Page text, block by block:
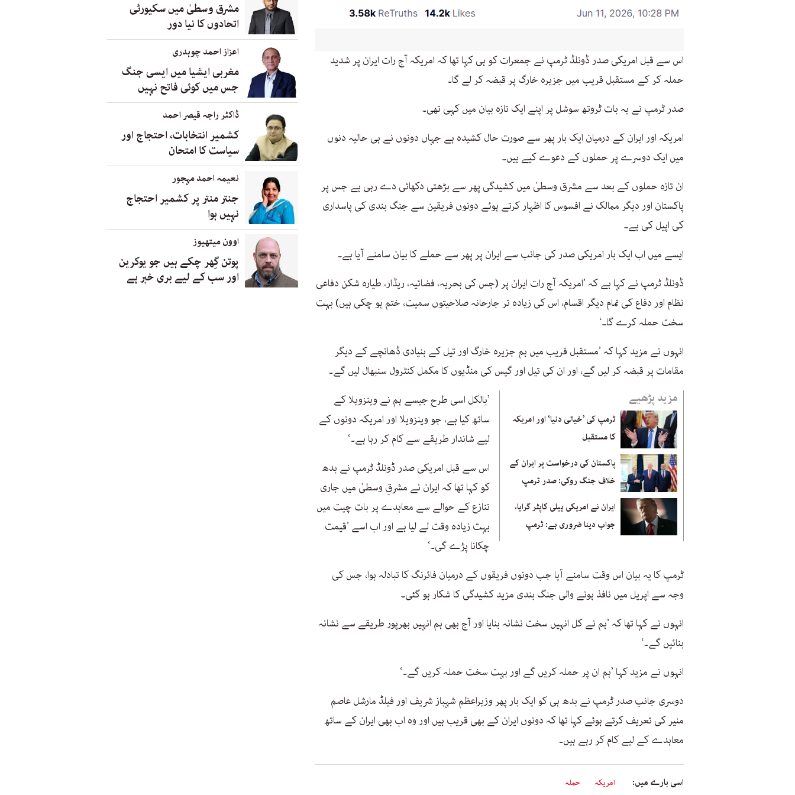
اس سے قبل امریکی صدر ڈونلڈ ٹرمپ نے جمعرات کو ہی کہا تھا کہ امریکہ آج رات ایران پر شدید
حملہ کر کے مستقبل قریب میں جزیرہ خارگ پر قبضہ کر لے گا۔
صدر ٹرمپ نے یہ بات ٹروتھ سوشل پر اپنے ایک تازہ بیان میں کہی تھی۔
امریکہ اور ایران کے درمیان ایک بار پھر سے صورت حال کشیدہ ہے جہاں دونوں نے ہی حالیہ دنوں
میں ایک دوسرے پر حملوں کے دعوے کیے ہیں۔
ان تازہ حملوں کے بعد سے مشرق وسطیٰ میں کشیدگی پھر سے بڑھتی دکھائی دے رہی ہے جس پر
پاکستان اور دیگر ممالک نے افسوس کا اظہار کرتے ہوئے دونوں فریقین سے جنگ بندی کی پاسداری
کی اپیل کی ہے۔
ایسے میں اب ایک بار امریکی صدر کی جانب سے ایران پر پھر سے حملے کا بیان سامنے آیا ہے۔
ڈونلڈ ٹرمپ نے کہا ہے کہ ’امریکہ آج رات ایران پر (جس کی بحریہ، فضائیہ، ریڈار، طیارہ شکن دفاعی
نظام اور دفاع کی تمام دیگر اقسام، اس کی زیادہ تر جارحانہ صلاحیتوں سمیت، ختم ہو چکی ہیں) بہت
سخت حملہ کرے گا۔‘
انہوں نے مزید کہا کہ ’مستقبل قریب میں ہم جزیرہ خارگ اور تیل کے بنیادی ڈھانچے کے دیگر
مقامات پر قبضہ کر لیں گے، اور ان کی تیل اور گیس کی منڈیوں کا مکمل کنٹرول سنبھال لیں گے۔
مزید پڑھیے
ٹرمپ کی ’خیالی دنیا‘ اور امریکہ
کا مستقبل
پاکستان کی درخواست پر ایران کے
خلاف جنگ روکی: صدر ٹرمپ
ایران نے امریکی ہیلی کاپٹر گرایا،
جواب دینا ضروری ہے: ٹرمپ
’بالکل اسی طرح جیسے ہم نے وینزویلا کے
ساتھ کیا ہے، جو وینزویلا اور امریکہ دونوں کے
لیے شاندار طریقے سے کام کر رہا ہے۔‘
اس سے قبل امریکی صدر ڈونلڈ ٹرمپ نے بدھ
کو کہا تھا کہ ایران نے مشرقِ وسطیٰ میں جاری
تنازع کے حوالے سے معاہدے پر بات چیت میں
بہت زیادہ وقت لے لیا ہے اور اب اسے ’قیمت
چکانا پڑے گی۔‘
ٹرمپ کا یہ بیان اس وقت سامنے آیا جب دونوں فریقوں کے درمیان فائرنگ کا تبادلہ ہوا، جس کی
وجہ سے اپریل میں نافذ ہونے والی جنگ بندی مزید کشیدگی کا شکار ہو گئی۔
انہوں نے کہا تھا کہ ’ہم نے کل انہیں سخت نشانہ بنایا اور آج بھی ہم انہیں بھرپور طریقے سے نشانہ
بنائیں گے۔‘
انہوں نے مزید کہا ’ہم ان پر حملہ کریں گے اور بہت سخت حملہ کریں گے۔‘
دوسری جانب صدر ٹرمپ نے بدھ ہی کو ایک بار پھر وزیراعظم شہباز شریف اور فیلڈ مارشل عاصم
منیر کی تعریف کرتے ہوئے کہا تھا کہ دونوں ایران کے بھی قریب ہیں اور وہ اب بھی ایران کے ساتھ
معاہدے کے لیے کام کر رہے ہیں۔
اسی بارے میں: امریکہ حملہ
مشرق وسطیٰ میں سکیورٹی
اتحادوں کا نیا دور
اعزاز احمد چوہدری
مغربی ایشیا میں ایسی جنگ
جس میں کوئی فاتح نہیں
ڈاکٹر راجہ قیصر احمد
کشمیر انتخابات، احتجاج اور
سیاست کا امتحان
نعیمہ احمد مہجور
جنتر منتر پر کشمیر احتجاج
نہیں ہوا
اوون میتھیوز
پوتن گِھر چکے ہیں جو یوکرین
اور سب کے لیے بری خبر ہے